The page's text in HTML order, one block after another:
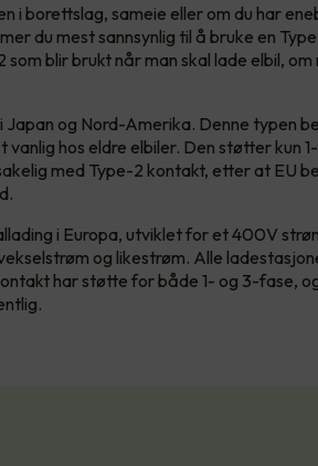
i borettslag, sameie eller om du har
du mest sannsynlig til å bruke en
som blir brukt når man skal lade elbil,
Japan og Nord-Amerika. Denne typen
hos eldre elbiler. Den støtter kun
med Type-2 kontakt, etter at EU
i Europa, utviklet for et 400V
og likestrøm. Alle
har støtte for både 1- og 3-fase,